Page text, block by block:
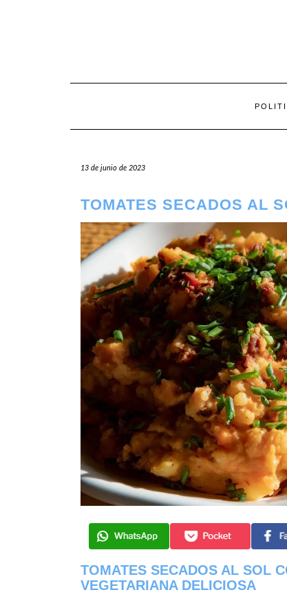
13 de junio de 2023
TOMATES SECADOS AL
TOMATES SECADOS AL SOL
VEGETARIANA DELICIOSA